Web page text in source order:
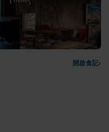
開啟食記›